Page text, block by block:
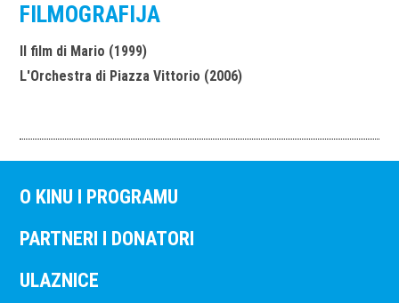
FILMOGRAFIJA
Il film di Mario (1999)
L'Orchestra di Piazza Vittorio (2006)
O KINU I PROGRAMU
PARTNERI I DONATORI
ULAZNICE